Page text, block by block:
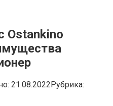
Ostankino
21.08.2022Рубрика: